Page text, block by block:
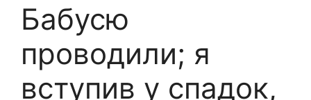
Бабусю
проводили; я
вступив у спадок,